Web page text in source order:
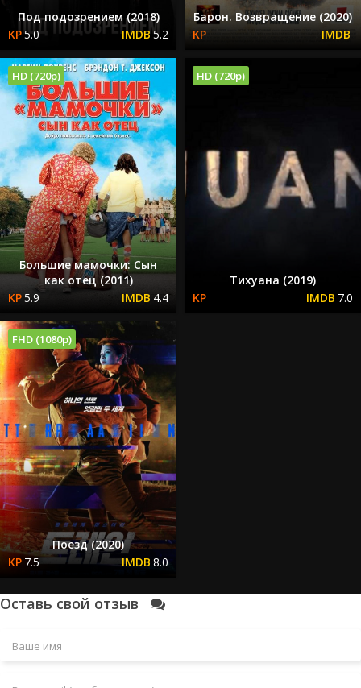
Под подозрением (2018)
5.0
5.2
Барон. Возвращение (2020)
HD (720p)
Большие мамочки: Сын
как отец (2011)
5.9
4.4
HD (720p)
Тихуана (2019)
7.0
FHD (1080p)
Поезд (2020)
7.5
8.0
Оставь свой отзыв